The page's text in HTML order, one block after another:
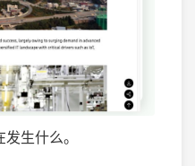
生什么。